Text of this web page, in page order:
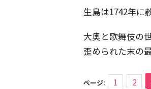
生島は1742年に
大奥と歌舞伎の
歪められた末の
ページ: 1 2